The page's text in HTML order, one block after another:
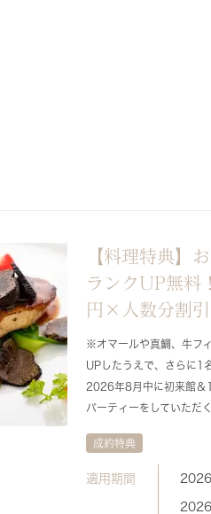
【料理特典】
ランクUP無料
円×人数分割引
※オマールや真鯛、牛フ
UPしたうえで、さらに1
2026年8月中に初来館＆
パーティーをしていただ
成約特典
適用期間